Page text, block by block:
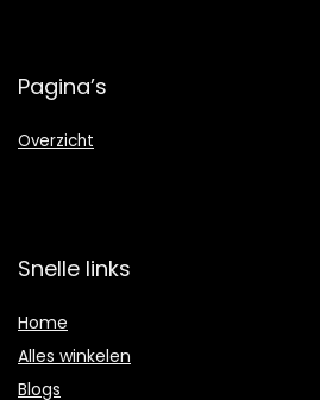
Pagina’s
Overzicht
Snelle links
Home
Alles winkelen
Blogs